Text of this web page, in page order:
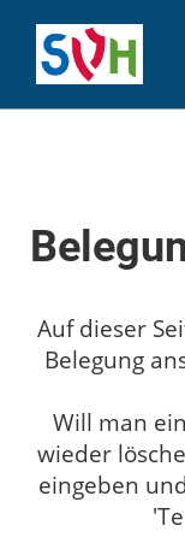
Auf dieser
Belegung
Will man
wieder
eingeben